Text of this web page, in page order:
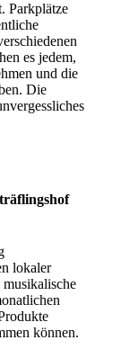
Parkplätze
es jedem,
und die
Die
lokaler
können.